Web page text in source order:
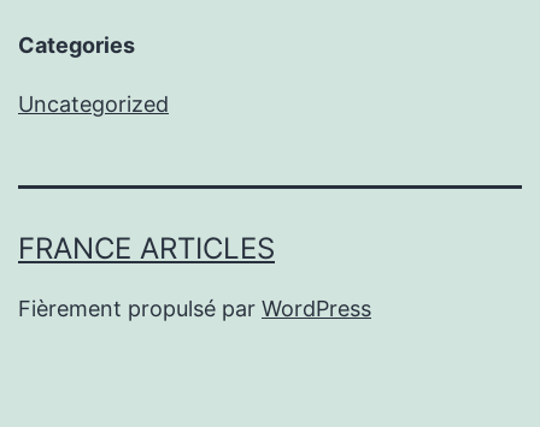
Categories
Uncategorized
FRANCE ARTICLES
Fièrement propulsé par WordPress